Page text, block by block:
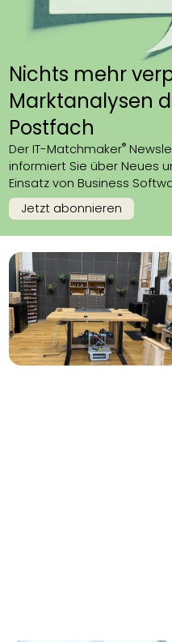
Nichts mehr
Marktanalysen
Postfach
Der IT-Matchmaker®
informiert Sie über Neues
Einsatz von Business
Jetzt abonnieren